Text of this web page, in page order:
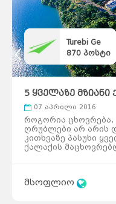
Turebi Ge
870 პოსტი
5 ყველაზე
07 აპრილი 2016
როგორია
ღრუბლები არ არის
კითხვაზე პასუხი
ქალაქის
ქალაქში.
მსოფლიო